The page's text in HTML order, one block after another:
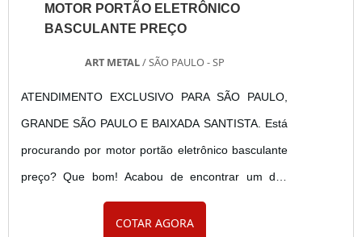
MOTOR PORTÃO ELETRÔNICO
BASCULANTE PREÇO
ART METAL/ SÃO PAULO - SP
ATENDIMENTO EXCLUSIVO PARA SÃO PAULO,
GRANDE SÃO PAULO E BAIXADA SANTISTA. Está
procurando por motor portão eletrônico basculante
preço? Que bom! Acabou de encontrar um dos
melhores revendedores de motor para portão
basculante preço acessível e suporte total ao
COTAR AGORA